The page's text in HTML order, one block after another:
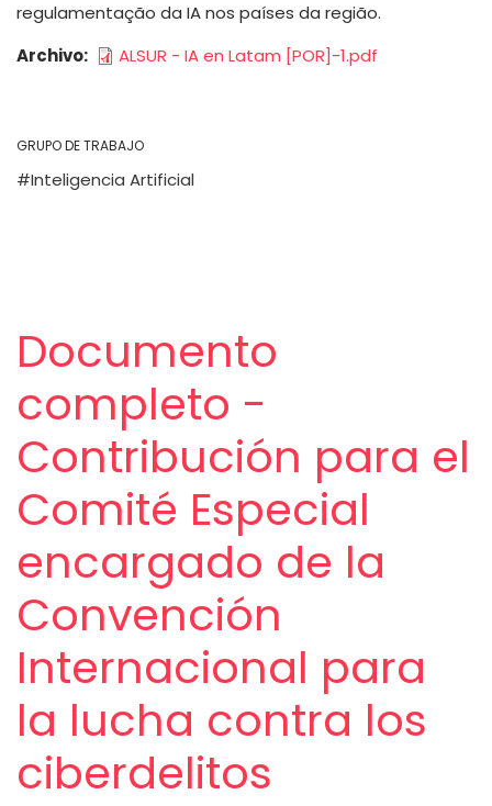
regulamentação da IA nos países da região.
Archivo
ALSUR - IA en Latam [POR]-1.pdf
GRUPO DE TRABAJO
Inteligencia Artificial
Documento
completo -
Contribución para el
Comité Especial
encargado de la
Convención
Internacional para
la lucha contra los
ciberdelitos